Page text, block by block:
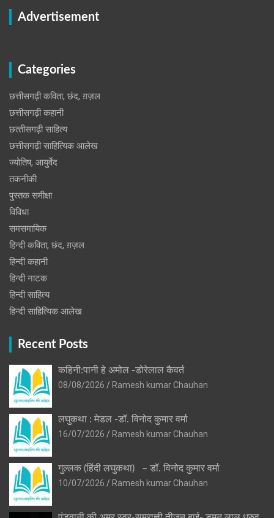
Advertisement
Categories
छत्तीसगढ़ी कविता, छंद, ग़ज़ल
छत्तीसगढ़ी कहानी
छत्‍तीसगढ़ी साहित्‍य
छत्तीसगढ़ी साहित्यिक आलेख
ज्योतिष, आयुर्वेद
तकनीकी
पुस्‍तक समीक्षा
विविधा
समसमायिक
हिन्दी कविता, छंद, ग़ज़ल
हिन्दी कहानी
हिन्‍दी नाटक
हिन्दी साहित्य
हिन्दी साहित्यिक आलेख
Recent Posts
कहिनी:पानी हे अमोल -डोरेलाल कैवर्त
08/08/2026
Ramesh kumar Chauhan
लघुकथा : मेडल -डॉ. विनोद कुमार वर्मा
16/07/2026
Ramesh kumar Chauhan
गुल्लक (हिंदी लघुकथा) – डॉ. विनोद कुमार वर्मा
10/07/2026
Ramesh kumar Chauhan